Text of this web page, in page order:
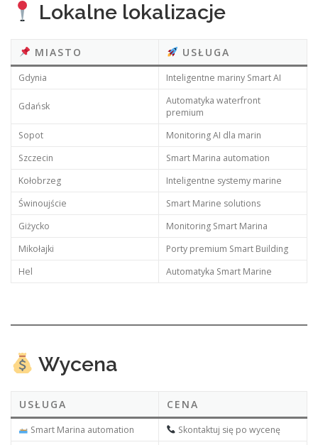
Lokalne lokalizacje
MIASTO USŁUGA
Gdynia Inteligentne mariny Smart AI
Gdańsk
Automatyka waterfront
premium
Sopot
Monitoring AI dla marin
Szczecin
Smart Marina automation
Kołobrzeg
Inteligentne systemy marine
Świnoujście
Smart Marine solutions
Giżycko
Monitoring Smart Marina
Mikołajki
Porty premium Smart Building
Hel
Automatyka Smart Marine
Wycena
USŁUGA CENA
Smart Marina automation
Skontaktuj się po wycenę